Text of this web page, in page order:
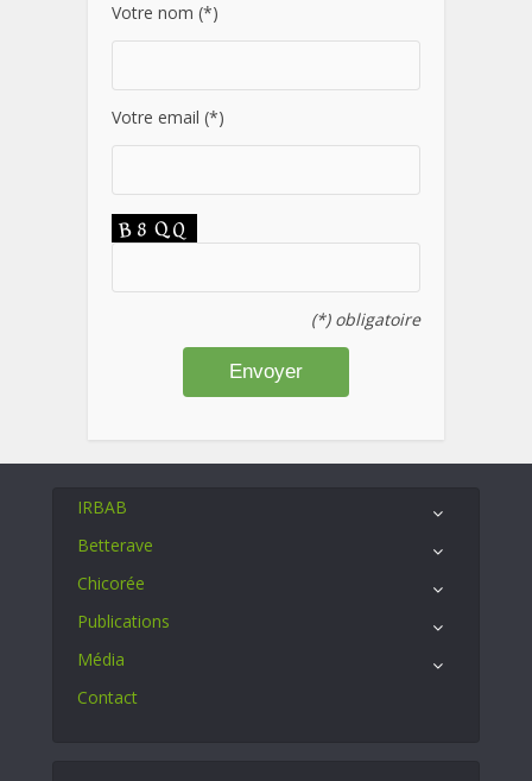
Votre nom (*)
Votre email (*)
(*) obligatoire
IRBAB
Betterave
Chicorée
Publications
Média
Contact